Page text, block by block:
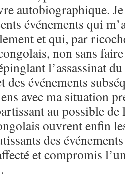
autobiographique.
événements qui
et qui, par
non sans
l’assassinat
des événements
avec ma situation
au possible
ouvrent enfin
des
et compromis